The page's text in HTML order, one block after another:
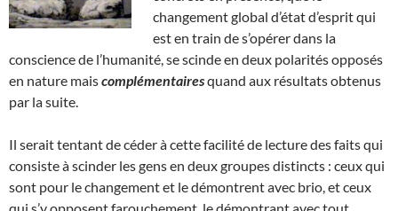
changement global d’état d’esprit qui
est en train de s’opérer dans la
conscience de l’humanité, se scinde en deux polarités opposés
en nature maiscomplémentairesquand aux résultats obtenus
par la suite.
Il serait tentant de céder à cette facilité de lecture des faits qui
consiste à scinder les gens en deux groupes distincts : ceux qui
sont pour le changement et le démontrent avec brio, et ceux
qui s’y opposent farouchement, le démontrant avec tout